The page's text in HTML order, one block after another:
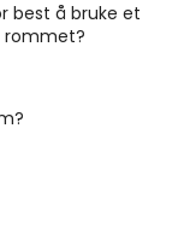
best å bruke et
rommet?